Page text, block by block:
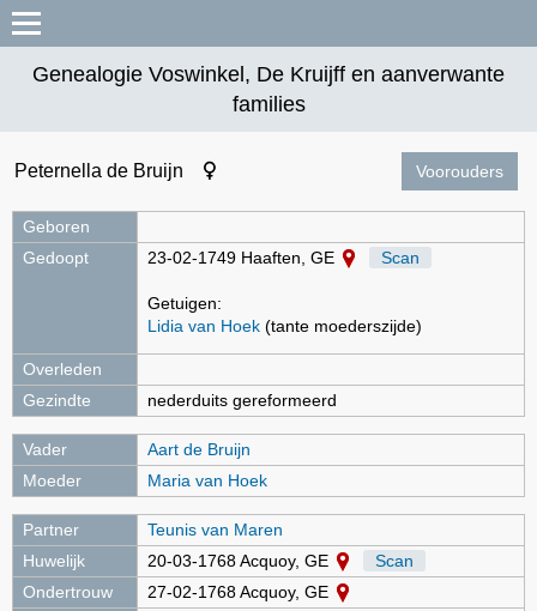
Genealogie Voswinkel, De Kruijff en aanverwante
families
Peternella de Bruijn Voorouders
Geboren
Gedoopt
23-02-1749 Haaften, GE Scan
Getuigen:
Lidia van Hoek (tante moederszijde)
Overleden
Gezindte
nederduits gereformeerd
Vader
Aart de Bruijn
Moeder
Maria van Hoek
Partner
Teunis van Maren
Huwelijk
20-03-1768 Acquoy, GE
Scan
Ondertrouw
27-02-1768 Acquoy, GE